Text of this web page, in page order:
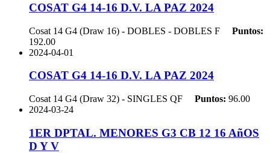
COSAT G4 14-16 D.V. LA PAZ 2024
Cosat 14 G4 (Draw 16) - DOBLES - DOBLES F
Puntos:
192.00
2024-04-01
COSAT G4 14-16 D.V. LA PAZ 2024
Cosat 14 G4 (Draw 32) - SINGLES QF Puntos: 96.00
2024-03-24
1ER DPTAL. MENORES G3 CB 12 16 AñOS
D Y V